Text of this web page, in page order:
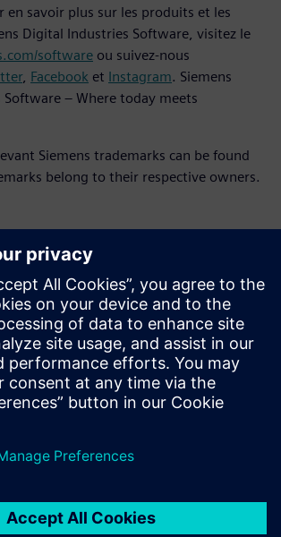
en savoir plus sur les produits et les
Digital Industries Software, visitez le
software ou suivez-nous
, Facebook et Instagram. Siemens
– Where today meets
Siemens trademarks can be found
belong to their respective owners.
Digital Industries Software